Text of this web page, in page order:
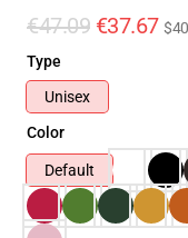
€47.09 €37.67
Type
Unisex
Color
Default